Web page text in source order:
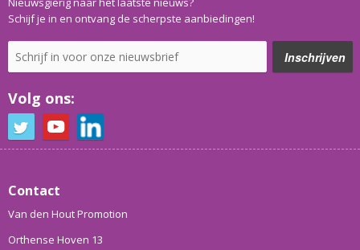
Schijf je in en ontvang de scherpste aanbiedingen!
Volg ons:
Contact
Van den Hout Promotion
Orthense Hoven 13